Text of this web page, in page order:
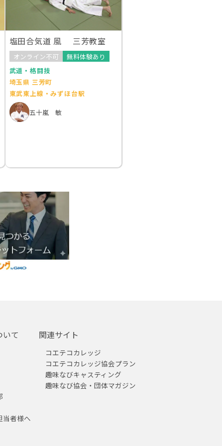
塩田合気道 風 三芳教室
オンライン不可
無料体験あり
武道・格闘技
埼玉県 三芳町
東武東上線・みずほ台駅
五十嵐 敏
いて
当者様へ
関連サイト
コエテコカレッジ
コエテコカレッジ協会プラン
趣味なびキャスティング
趣味なび協会・団体マガジン